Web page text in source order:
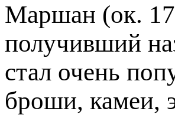
Маршан (ок.
получивший
стал очень
броши, камеи,